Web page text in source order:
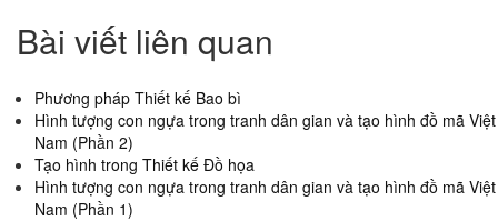
Bài viết liên quan
Phương pháp Thiết kế Bao bì
Hình tượng con ngựa trong tranh dân gian và tạo hình đồ mã Việt
Nam (Phần 2)
Tạo hình trong Thiết kế Đồ họa
Hình tượng con ngựa trong tranh dân gian và tạo hình đồ mã Việt
Nam (Phần 1)